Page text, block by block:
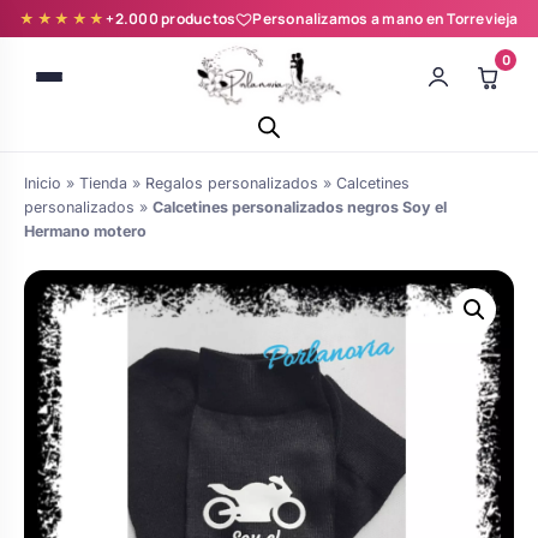
★★★★★+2.000 productos Personalizamos a mano en Torrevieja
0
novia y zapatillas
personalizadas
de boda
Árboles de Huellas para Primera
Batas de comunión personalizadas
para niña
Inicio » Tienda » Regalos personalizados » Calcetines
personalizados » Calcetines personalizados negros Soy el
Hermano motero